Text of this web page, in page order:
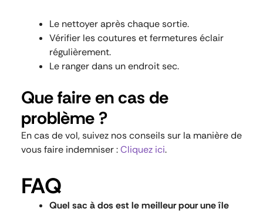
Le nettoyer après chaque sortie.
Vérifier les coutures et fermetures éclair
régulièrement.
Le ranger dans un endroit sec.
Que faire en cas de
problème ?
En cas de vol, suivez nos conseils sur la manière de
vous faire indemniser :Cliquez ici.
FAQ
Quel sac à dos est le meilleur pour une île